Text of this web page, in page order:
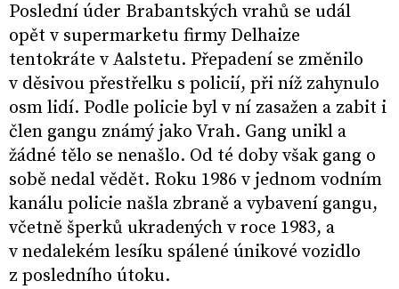
Poslední úder Brabantských vrahů se udál
opět v supermarketu firmy Delhaize
tentokráte v Aalstetu. Přepadení se změnilo
v děsivou přestřelku s policií, při níž zahynulo
osm lidí. Podle policie byl v ní zasažen a zabit i
člen gangu známý jako Vrah. Gang unikl a
žádné tělo se nenašlo. Od té doby však gang o
sobě nedal vědět. Roku 1986 v jednom vodním
kanálu policie našla zbraně a vybavení gangu,
včetně šperků ukradených v roce 1983, a
v nedalekém lesíku spálené únikové vozidlo
z posledního útoku.